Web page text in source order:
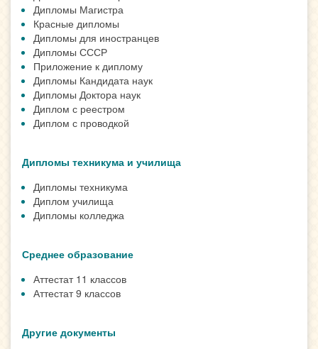
Дипломы Магистра
Красные дипломы
Дипломы для иностранцев
Дипломы СССР
Приложение к диплому
Дипломы Кандидата наук
Дипломы Доктора наук
Диплом с реестром
Диплом с проводкой
Дипломы техникума и училища
Дипломы техникума
Диплом училища
Дипломы колледжа
Среднее образование
Аттестат 11 классов
Аттестат 9 классов
Другие документы